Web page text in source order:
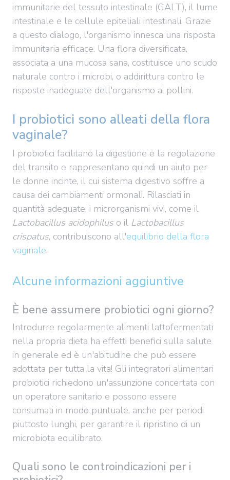
immunitarie del tessuto intestinale (GALT), il lume
intestinale e le cellule epiteliali intestinali. Grazie
a questo dialogo, l'organismo innesca una risposta
immunitaria efficace. Una flora diversificata,
associata a una mucosa sana, costituisce uno scudo
naturale contro i microbi, o addirittura contro le
risposte inadeguate dell'organismo ai pollini.
I probiotici sono alleati della flora
vaginale?
I probiotici facilitano la digestione e la regolazione
del transito e rappresentano quindi un aiuto per
le donne incinte, il cui sistema digestivo soffre a
causa dei cambiamenti ormonali. Rilasciati in
quantità adeguate, i microrganismi vivi, come il
Lactobacillus acidophilus o il Lactobacillus
crispatus, contribuiscono all'equilibrio della flora
vaginale.
Alcune informazioni aggiuntive
È bene assumere probiotici ogni giorno?
Introdurre regolarmente alimenti lattofermentati
nella propria dieta ha effetti benefici sulla salute
in generale ed è un'abitudine che può essere
adottata per tutta la vita! Gli integratori alimentari
probiotici richiedono un'assunzione concertata con
un operatore sanitario e possono essere
consumati in modo puntuale, anche per periodi
piuttosto lunghi, per garantire il ripristino di un
microbiota equilibrato.
Quali sono le controindicazioni per i